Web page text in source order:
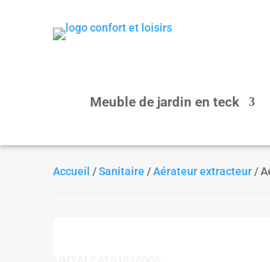
Meuble de jardin en teck
Accueil /Sanitaire /Aérateur extracteur /